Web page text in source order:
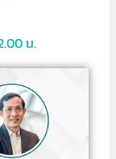
น.